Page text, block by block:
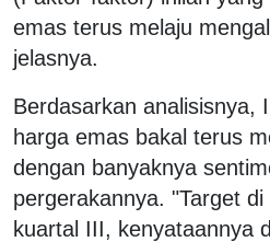
emas terus melaju
jelasnya.
Berdasarkan analisisnya,
harga emas bakal terus
dengan banyaknya
pergerakannya. "Target
kuartal III, kenyataannya